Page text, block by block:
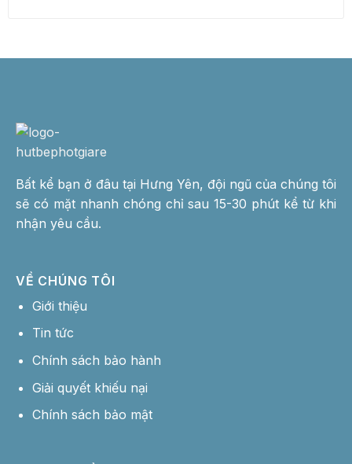
Bất kể bạn ở đâu tại Hưng Yên, đội ngũ của chúng tôi
sẽ có mặt nhanh chóng chỉ sau 15-30 phút kể từ khi
nhận yêu cầu.
VỀ CHÚNG TÔI
Giới thiệu
Tin tức
Chính sách bảo hành
Giải quyết khiếu nại
Chính sách bảo mật